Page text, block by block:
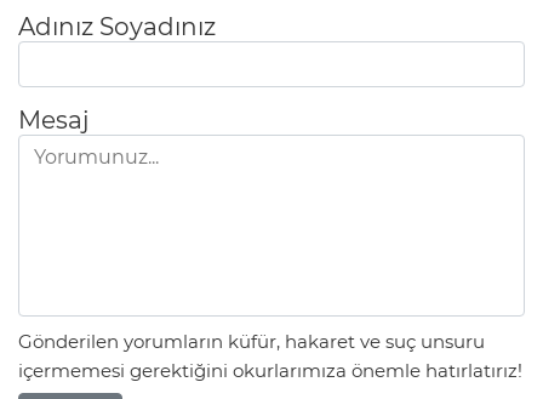
Adınız Soyadınız
Mesaj
Gönderilen yorumların küfür, hakaret ve suç unsuru
içermemesi gerektiğini okurlarımıza önemle hatırlatırız!